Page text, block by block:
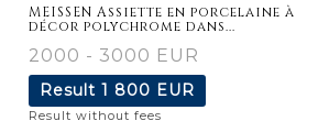
MEISSEN Assiette en porcelaine à
décor polychrome dans...
2000 - 3000 EUR
Result 1 800 EUR
Result without fees